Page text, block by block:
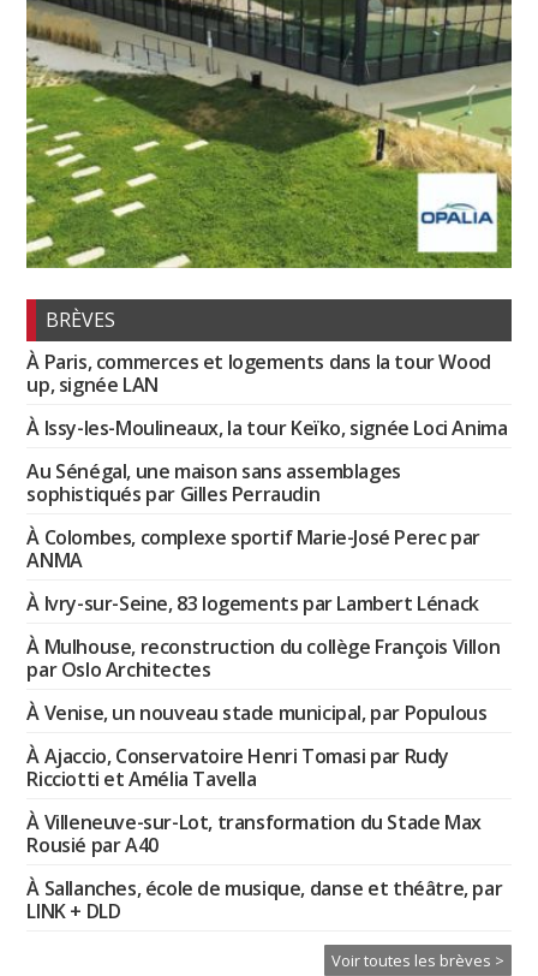
BRÈVES
À Paris, commerces et logements dans la tour Wood
up, signée LAN
À Issy-les-Moulineaux, la tour Keïko, signée Loci Anima
Au Sénégal, une maison sans assemblages
sophistiqués par Gilles Perraudin
À Colombes, complexe sportif Marie-José Perec par
ANMA
À Ivry-sur-Seine, 83 logements par Lambert Lénack
À Mulhouse, reconstruction du collège François Villon
par Oslo Architectes
À Venise, un nouveau stade municipal, par Populous
À Ajaccio, Conservatoire Henri Tomasi par Rudy
Ricciotti et Amélia Tavella
À Villeneuve-sur-Lot, transformation du Stade Max
Rousié par A40
À Sallanches, école de musique, danse et théâtre, par
LINK + DLD
Voir toutes les brèves >